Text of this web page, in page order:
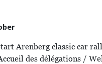
Arenberg classic car
des délégations /